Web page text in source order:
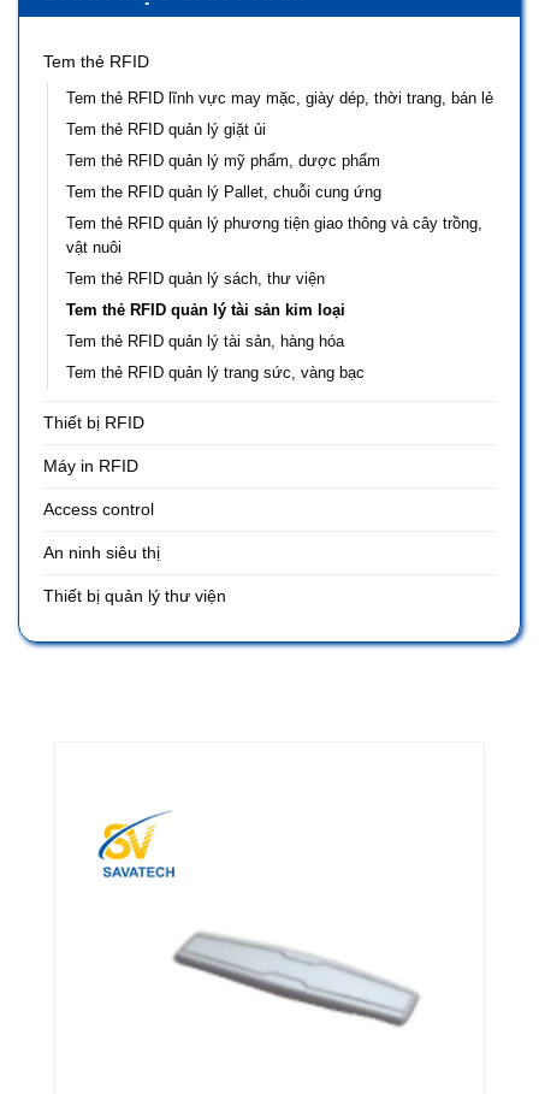
Tem thẻ RFID
Tem thẻ RFID lĩnh vực may mặc, giày dép, thời trang, bán lẻ
Tem thẻ RFID quản lý giặt ủi
Tem thẻ RFID quản lý mỹ phẩm, dược phẩm
Tem the RFID quản lý Pallet, chuỗi cung ứng
Tem thẻ RFID quản lý phương tiện giao thông và cây trồng,
vật nuôi
Tem thẻ RFID quản lý sách, thư viện
Tem thẻ RFID quản lý tài sản kim loại
Tem thẻ RFID quản lý tài sản, hàng hóa
Tem thẻ RFID quản lý trang sức, vàng bạc
Thiết bị RFID
Máy in RFID
Access control
An ninh siêu thị
Thiết bị quản lý thư viện